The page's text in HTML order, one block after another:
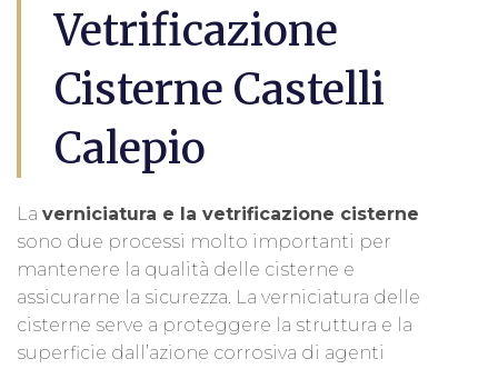
Vetrificazione
Cisterne Castelli
Calepio
La verniciatura e la vetrificazione cisterne
sono due processi molto importanti per
mantenere la qualità delle cisterne e
assicurarne la sicurezza. La verniciatura delle
cisterne serve a proteggere la struttura e la
superficie dall’azione corrosiva di agenti